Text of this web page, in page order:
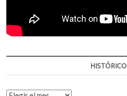
HISTÓRICO